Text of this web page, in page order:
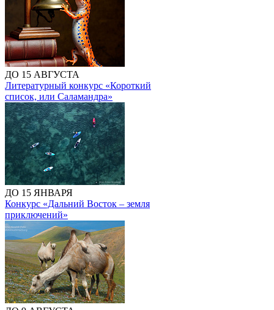
ДО 15 АВГУСТА
Литературный конкурс «Короткий
список, или Саламандра»
ДО 15 ЯНВАРЯ
Конкурс «Дальний Восток – земля
приключений»